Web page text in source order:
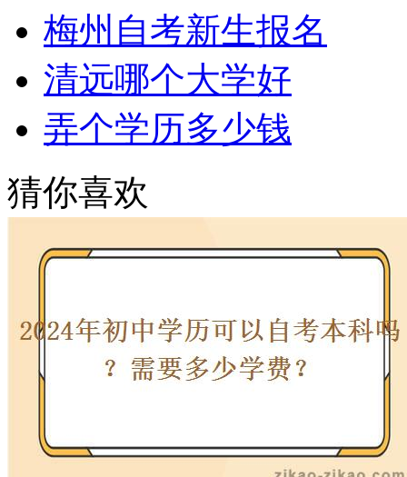
梅州自考新生报名
清远哪个大学好
弄个学历多少钱
猜你喜欢